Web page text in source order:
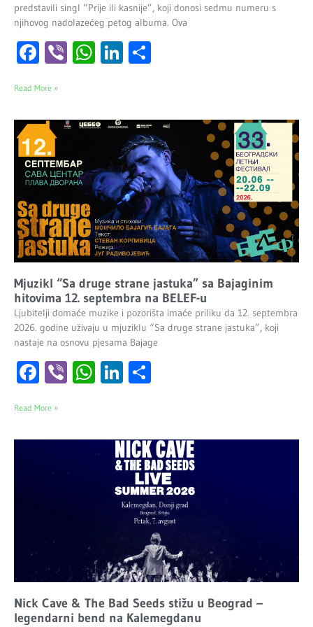
predstavili singl “Prije ili kasnije”, koji donosi sedmu numeru s
njihovog nadolazećeg petog albuma. Ova
Facebook
ViberWhatsApp
LinkedIn
Read More »
Mjuzikl “Sa druge strane jastuka” sa Bajaginim
hitovima 12. septembra na BELEF-u
Ljubitelji domaće muzike i pozorišta imaće priliku da 12. septembra
2026. godine uživaju u mjuziklu “Sa druge strane jastuka”, koji
nastaje na osnovu pjesama Bajage
Facebook
ViberWhatsApp
LinkedIn
Read More »
Nick Cave & The Bad Seeds stižu u Beograd –
legendarni bend na Kalemegdanu